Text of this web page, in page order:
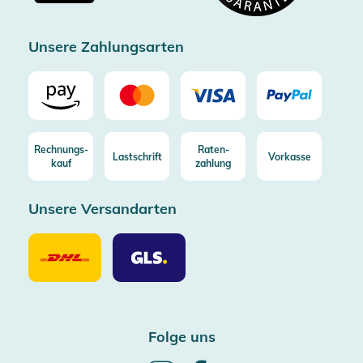
Unsere Zahlungsarten
Rechnungs-
kauf
Lastschrift
Raten-
zahlung
Vorkasse
Unsere Versandarten
Unsere
Versandarten
DHL
Unsere
Versandarten
GLS
Folge uns